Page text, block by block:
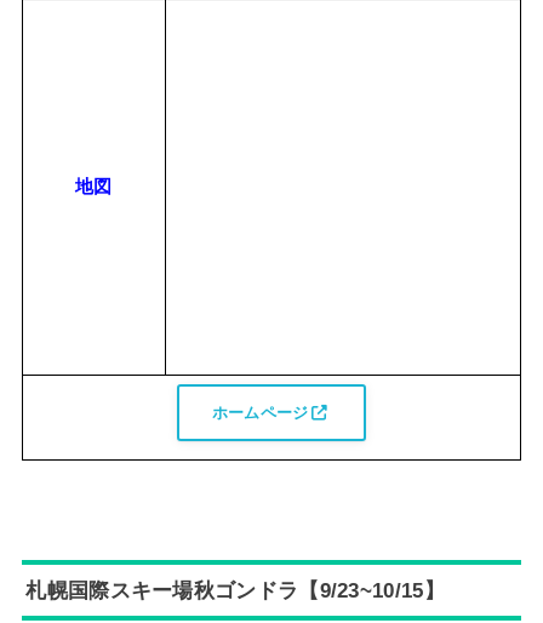
地図
ホームページ
札幌国際スキー場秋ゴンドラ【9/23~10/15】